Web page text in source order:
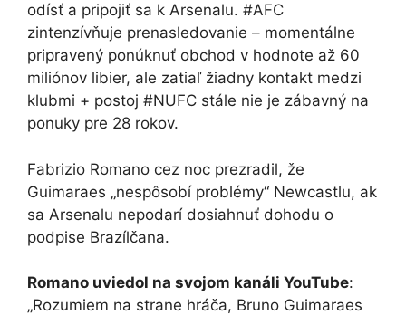
odísť a pripojiť sa k Arsenalu. #AFC
zintenzívňuje prenasledovanie – momentálne
pripravený ponúknuť obchod v hodnote až 60
miliónov libier, ale zatiaľ žiadny kontakt medzi
klubmi + postoj #NUFC stále nie je zábavný na
ponuky pre 28 rokov.
Fabrizio Romano cez noc prezradil, že
Guimaraes „nespôsobí problémy“ Newcastlu, ak
sa Arsenalu nepodarí dosiahnuť dohodu o
podpise Brazílčana.
Romano uviedol na svojom kanáli YouTube:
„Rozumiem na strane hráča, Bruno Guimaraes